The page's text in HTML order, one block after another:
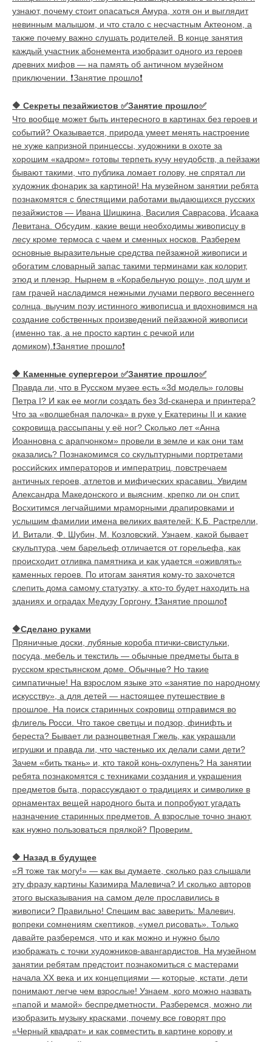
узнают, почему стоит опасаться Амура, хотя он и выглядит
невинным малышом, и что стало с несчастным Актеоном, а
также почему важно слушать родителей. В конце занятия
каждый участник абонемента изобразит одного из героев
древних мифов — на память об античном музейном
приключении. ❗Занятие прошло❗
🔶 Секреты пезайжистов ✅Занятие прошло✅
Что вообще может быть интересного в картинах без героев и
событий? Оказывается, природа умеет менять настроение
не хуже капризной принцессы, художники в охоте за
хорошим «кадром» готовы терпеть кучу неудобств, а пейзажи
бывают такими, что публика ломает голову, не спрятал ли
художник фонарик за картиной! На музейном занятии ребята
познакомятся с блестящими работами выдающихся русских
пезайжистов — Ивана Шишкина, Василия Саврасова, Исаака
Левитана. Обсудим, какие вещи необходимы живописцу в
лесу кроме термоса с чаем и сменных носков. Разберем
основные выразительные средства пейзажной живописи и
обогатим словарный запас такими терминами как колорит,
этюд и пленэр. Нырнем в «Корабельную рощу», под шум и
гам грачей насладимся нежными лучами первого весеннего
солнца, выучим позу истинного живописца и вдохновимся на
создание собственных произведений пейзажной живописи
(именно так, а не просто картин с речкой или
домиком).❗Занятие прошло❗
🔶 Каменные супергерои ✅Занятие прошло✅
Правда ли, что в Русском музее есть «3d модель» головы
Петра I? И как ее могли создать без 3d-сканера и принтера?
Что за «волшебная палочка» в руке у Екатерины II и какие
сокровища рассыпаны у её ног? Сколько лет «Анна
Иоанновна с арапчонком» провели в земле и как они там
оказались? Познакомимся со скульптурными портретами
российских императоров и императриц, повстречаем
античных героев, атлетов и мифических красавиц. Увидим
Александра Македонского и выясним, крепко ли он спит.
Восхитимся легчайшими мраморными драпировками и
услышим фамилии имена великих ваятелей: К.Б. Растрелли,
И. Витали, Ф. Шубин, М. Козловский. Узнаем, какой бывает
скульптура, чем барельеф отличается от горельефа, как
происходит отливка памятника и как удается «оживлять»
каменных героев. По итогам занятия кому-то захочется
слепить дома самому статуэтку, а кто-то будет находить на
зданиях и оградах Медузу Горгону. ❗Занятие прошло❗
🔶Сделано руками
Пряничные доски, лубяные короба птички-свистульки,
посуда, мебель и текстиль — обычные предметы быта в
русском крестьянском доме. Обычные? Но такие
симпатичные! На взрослом языке это «занятие по народному
искусству», а для детей — настоящее путешествие в
прошлое. На поиск старинных сокровищ отправимся во
флигель Росси. Что такое светцы и подзор, финифть и
береста? Бывает ли разноцветная Гжель, как украшали
игрушки и правда ли, что частенько их делали сами дети?
Зачем «бить ткань» и, кто такой конь-охлупень? На занятии
ребята познакомятся с техниками создания и украшения
предметов быта, порассуждают о традициях и символике в
орнаментах вещей народного быта и попробуют угадать
назначение старинных предметов. А взрослые точно знают,
как нужно пользоваться прялкой? Проверим.
🔶 Назад в будущее
«Я тоже так могу!» — как вы думаете, сколько раз слышали
эту фразу картины Казимира Малевича? И сколько авторов
этого высказывания на самом деле прославились в
живописи? Правильно! Спешим вас заверить: Малевич,
вопреки сомнениям скептиков, «умел рисовать». Только
давайте разберемся, что и как можно и нужно было
изображать с точки художников-авангардистов. На музейном
занятии ребятам предстоит познакомиться с мастерами
начала XX века и их концепциями — которые, кстати, дети
понимают легче чем взрослые! Узнаем, кого можно назвать
«папой и мамой» беспредметности. Разберемся, можно ли
изобразить музыку красками, почему все говорят про
«Черный квадрат» и как совместить в картине корову и